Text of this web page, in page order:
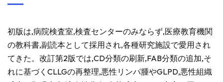
初版は,病院検査室,検査センターのみならず,医療教育機関
の教科書,副読本として採用され,各種研究施設で愛用され
てきた。改訂第2版では,CD分類の刷新,FAB分類の追加,そ
れに基づくCLLGの再整理,悪性リンパ腫やGLPD,悪性組織